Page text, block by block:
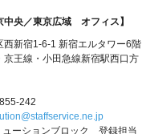
中央／東京広域 オフィス】
西新宿1-6-1 新宿エルタワー6階
京王線・小田急線新宿駅西口方
242
ューションブロック 登録担当